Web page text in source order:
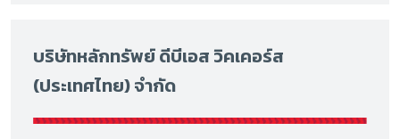
บริษัทหลักทรัพย์ ดีบีเอส วิคเคอร์ส
(ประเทศไทย) จำกัด